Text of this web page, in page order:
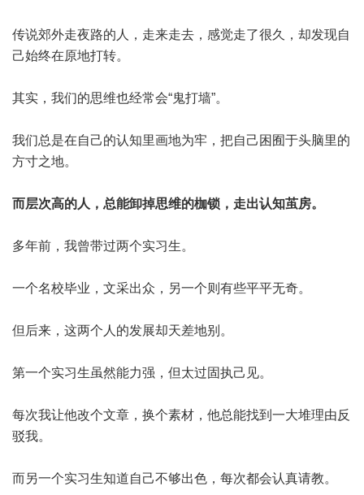
传说郊外走夜路的人，走来走去，感觉走了很久，却发现自
己始终在原地打转。
其实，我们的思维也经常会“鬼打墙”。
我们总是在自己的认知里画地为牢，把自己困囿于头脑里的
方寸之地。
而层次高的人，总能卸掉思维的枷锁，走出认知茧房。
多年前，我曾带过两个实习生。
一个名校毕业，文采出众，另一个则有些平平无奇。
但后来，这两个人的发展却天差地别。
第一个实习生虽然能力强，但太过固执己见。
每次我让他改个文章，换个素材，他总能找到一大堆理由反
驳我。
而另一个实习生知道自己不够出色，每次都会认真请教。